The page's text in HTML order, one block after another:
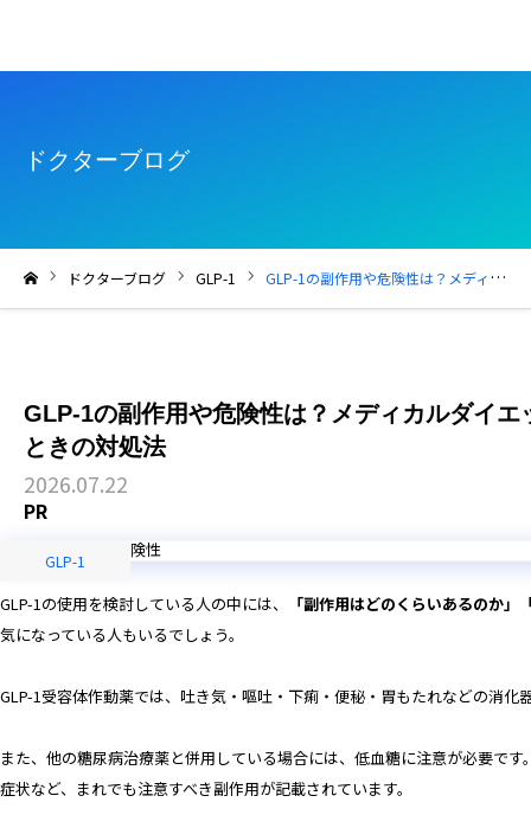
ドクターブログ
ドクターブログ GLP-1 GLP-1の副作用や危険性は？メディカルダイエットで眠気やうつ症状が出たときの対処法
GLP-1の副作用や危険性は？メディカルダイ
ときの対処法
2026.07.22
GLP-1
GLP-1の使用を検討している人の中には、
「副作用はどのくらいあるのか
気になっている人もいるでしょう。
GLP-1受容体作動薬では、吐き気・嘔吐・下痢・便秘・胃もたれなどの消化
また、他の糖尿病治療薬と併用している場合には、低血糖に注意が必要で
症状など、まれでも注意すべき副作用が記載されています。